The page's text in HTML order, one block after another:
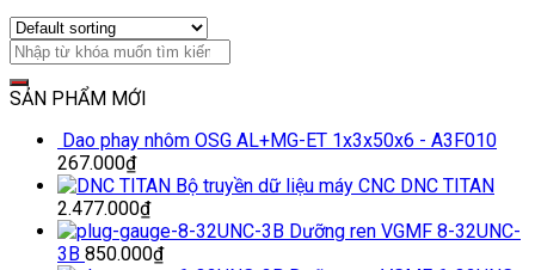
SẢN PHẨM MỚI
Dao phay nhôm OSG AL+MG-ET 1x3x50x6 - A3F010
267.000₫
Bộ truyền dữ liệu máy CNC DNC TITAN
2.477.000₫
Dưỡng ren VGMF 8-32UNC-
3B 850.000₫